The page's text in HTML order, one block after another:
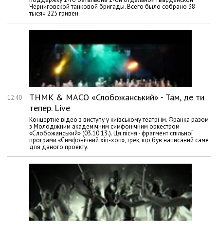
Черниговской танковой бригады. Всего было собрано 38
тысяч 225 гривен.
12:40
ТНМК & МАСО «Слобожанський» - Там, де ти
тепер. Live
Концертне відео з виступу у київському театрі ім. Франка разом
з Молодіжним академічним симфонічним оркестром
«Слобожанський» (03.10.13.). Ця пісня - фрагмент спільної
програми «Симфонічний хіп-хоп», трек, що був написаний саме
для даного проекту.